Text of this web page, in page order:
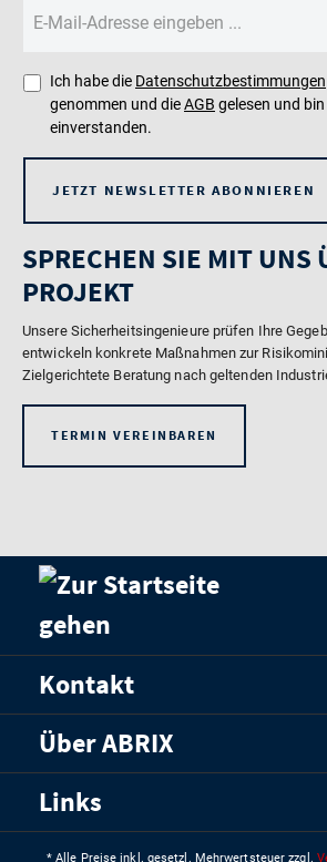
Ich habe die Datenschutzbestimmungen
genommen und dieAGB gelesen und
einverstanden.
JETZT NEWSLETTER ABONNIEREN
SPRECHEN SIE MIT UNS
PROJEKT
Unsere Sicherheitsingenieure prüfen Ihre
entwickeln konkrete Maßnahmen zur
Zielgerichtete Beratung nach geltenden
TERMIN VEREINBAREN
Kontakt
Über ABRIX
Links
* Alle Preise inkl. gesetzl. Mehrwertsteuer zzgl.